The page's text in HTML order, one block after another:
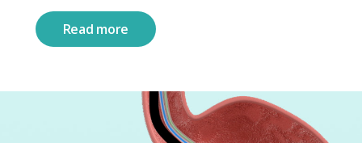
Read more